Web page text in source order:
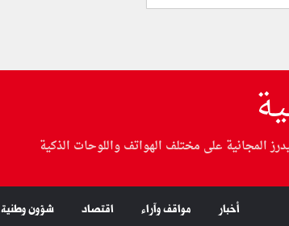
المجانية على مختلف الهواتف واللوحات الذكية
أخبار مواقف وآراء اقتصاد شؤون وطنية